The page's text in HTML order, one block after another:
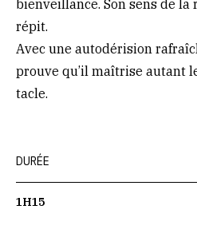
bienveillance. Son sens de
répit.
Avec une autodérision
prouve qu’il maîtrise autant
tacle.
DURÉE
1H15